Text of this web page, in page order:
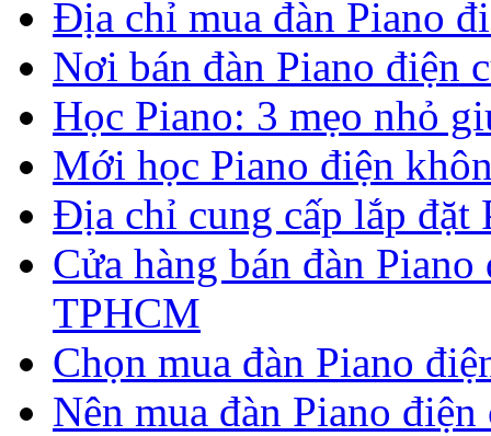
Địa chỉ mua đàn Piano
Nơi bán đàn Piano điện
Học Piano: 3 mẹo nhỏ
Mới học Piano điện
Địa chỉ cung cấp lắp đặt
Cửa hàng bán đàn
TPHCM
Chọn mua đàn Piano
Nên mua đàn Piano